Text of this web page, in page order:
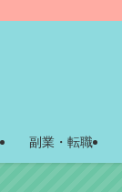
副業・転職